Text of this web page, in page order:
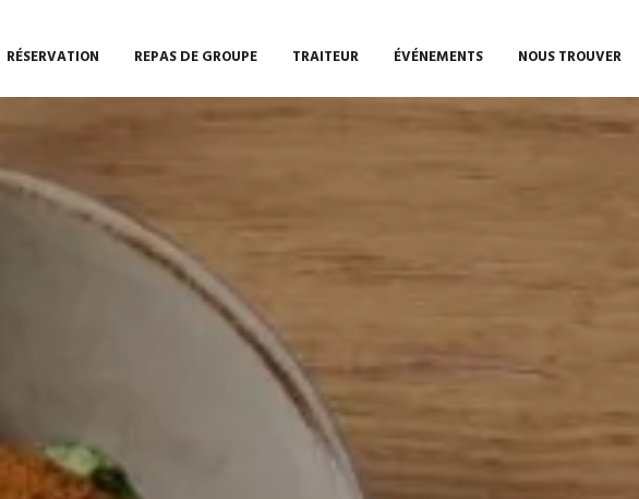
RÉSERVATION REPAS DE GROUPE TRAITEUR ÉVÉNEMENTS NOUS TROUVER